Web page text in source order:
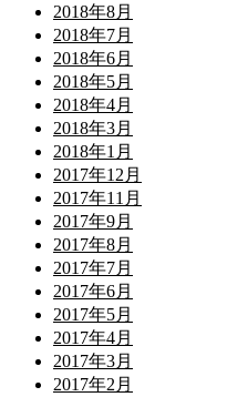
2018年8月
2018年7月
2018年6月
2018年5月
2018年4月
2018年3月
2018年1月
2017年12月
2017年11月
2017年9月
2017年8月
2017年7月
2017年6月
2017年5月
2017年4月
2017年3月
2017年2月